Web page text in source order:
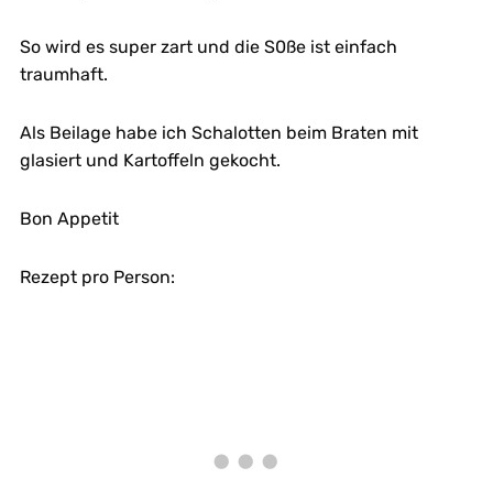
So wird es super zart und die S0ße ist einfach
traumhaft.
Als Beilage habe ich Schalotten beim Braten mit
glasiert und Kartoffeln gekocht.
Bon Appetit
Rezept pro Person: